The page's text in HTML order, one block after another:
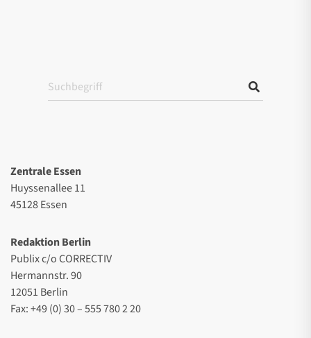
Zentrale Essen
Huyssenallee 11
45128 Essen
Redaktion Berlin
Publix c/o CORRECTIV
Hermannstr. 90
12051 Berlin
Fax: +49 (0) 30 – 555 780 2 20